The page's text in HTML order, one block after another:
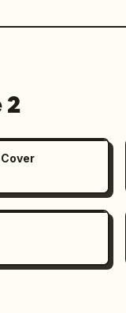
de
fuerte,
ultra
2